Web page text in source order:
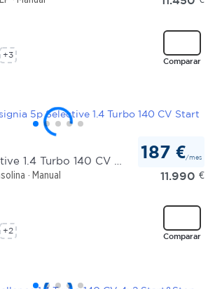
Comparar
+3
Manual
187 €/mes
11.990 €
Comparar
+2